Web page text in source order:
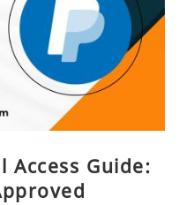
Access Guide: